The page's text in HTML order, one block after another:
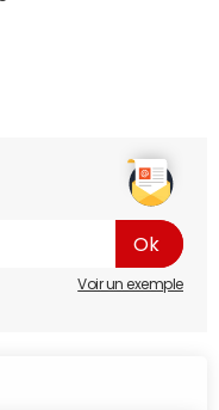
Voir un exemple